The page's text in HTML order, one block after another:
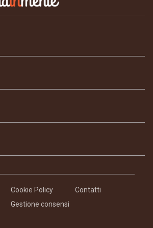
Cookie Policy
Contatti
Gestione consensi